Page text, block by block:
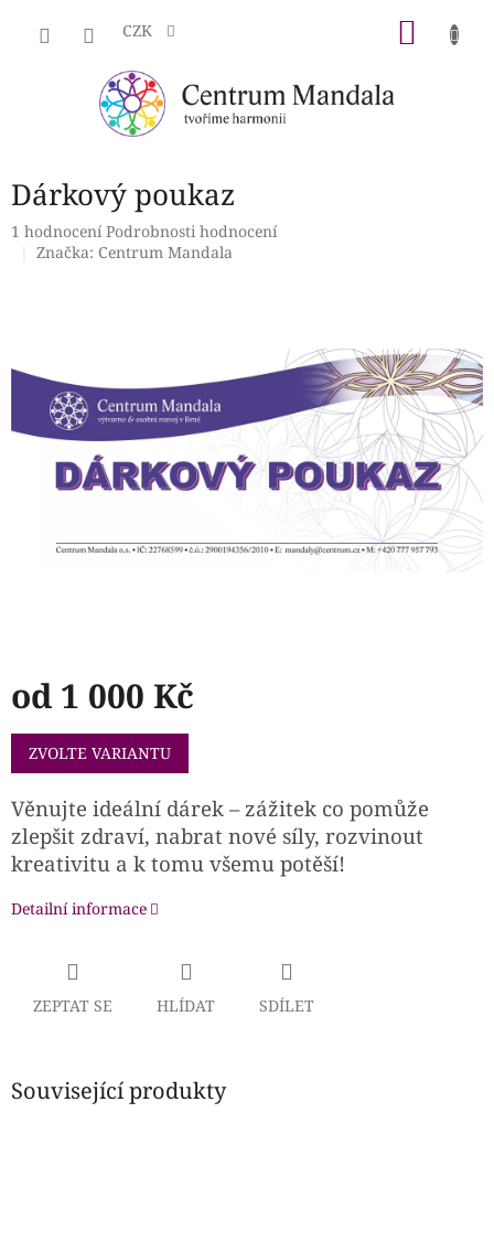
CZK
Dárkový poukaz
Průměrné
hodnocení
hvězdiček.
1 hodnocení Podrobnosti hodnocení
Značka: Centrum Mandala
od 1 000 Kč
Měrná
cena:
ZVOLTE VARIANTU
Věnujte ideální dárek – zážitek co pomůže
zlepšit zdraví, nabrat nové síly, rozvinout
kreativitu a k tomu všemu potěší!
Detailní informace
ZEPTAT SE HLÍDAT SDÍLET
Související produkty